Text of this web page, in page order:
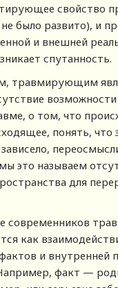
свойство
было развито), и
и внешней
спутанность.
травмирующим
возможности
о том, что
понять, что
это называем
для
современников
как
и внутренней
факт —